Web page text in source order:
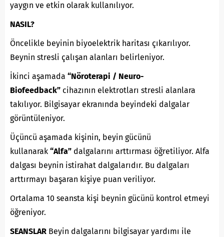
yaygın ve etkin olarak kullanılıyor.
NASIL?
Öncelikle beyinin biyoelektrik haritası çıkarılıyor.
Beynin stresli çalışan alanları belirleniyor.
İkinci aşamada “Nöroterapi / Neuro-
Biofeedback” cihazının elektrotları stresli alanlara
takılıyor. Bilgisayar ekranında beyindeki dalgalar
görüntüleniyor.
Üçüncü aşamada kişinin, beyin gücünü
kullanarak “Alfa” dalgalarını arttırması öğretiliyor. Alfa
dalgası beynin istirahat dalgalarıdır. Bu dalgaları
arttırmayı başaran kişiye puan veriliyor.
Ortalama 10 seansta kişi beynin gücünü kontrol etmeyi
öğreniyor.
SEANSLAR Beyin dalgalarını bilgisayar yardımı ile